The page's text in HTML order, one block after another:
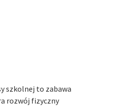
szkolnej to zabawa
rozwój fizyczny